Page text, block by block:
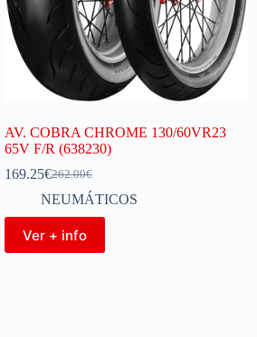
AV. COBRA CHROME 130/60VR23
65V F/R (638230)
262.00€
169.25€
NEUMÁTICOS
Ver + info